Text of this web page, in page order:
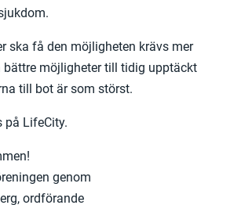
ska få den möjligheten krävs mer
möjligheter till tidig upptäckt
till bot är som störst.
på LifeCity.
genom
ordförande